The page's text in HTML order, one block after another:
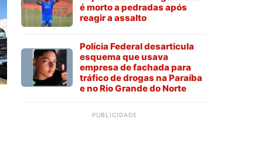
é morto a pedradas após
reagir a assalto
Polícia Federal desarticula
esquema que usava
empresa de fachada para
tráfico de drogas na Paraíba
e no Rio Grande do Norte
PUBLICIDADE